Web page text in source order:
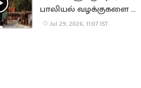
பாலியல் வழக்குகளை 2
மாதங்களில் முடிக்க
Jul 29, 2026, 11:07 IST